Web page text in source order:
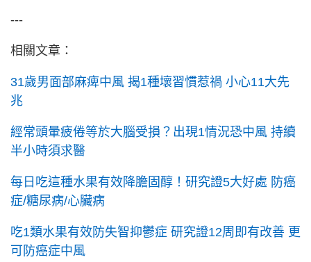
---
相關文章：
31歲男面部麻痺中風 揭1種壞習慣惹禍 小心11大先
兆
經常頭暈疲倦等於大腦受損？出現1情況恐中風 持續
半小時須求醫
每日吃這種水果有效降膽固醇！研究證5大好處 防癌
症/糖尿病/心臟病
吃1類水果有效防失智抑鬱症 研究證12周即有改善 更
可防癌症中風